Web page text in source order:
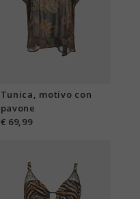
Tunica, motivo con
pavone
€ 69,99